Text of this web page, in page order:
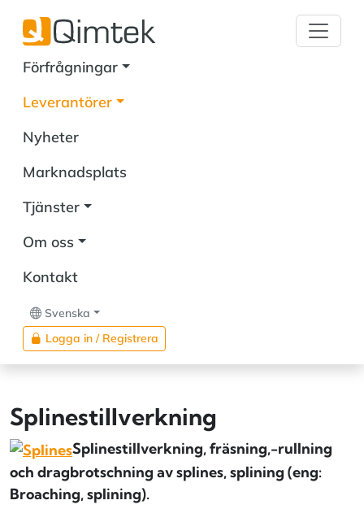
Förfrågningar
Leverantörer
Nyheter
Marknadsplats
Tjänster
Om oss
Kontakt
Svenska
Logga in / Registrera
Splinestillverkning
Splinestillverkning, fräsning,-rullning
och dragbrotschning av splines, splining (eng:
Broaching, splining).